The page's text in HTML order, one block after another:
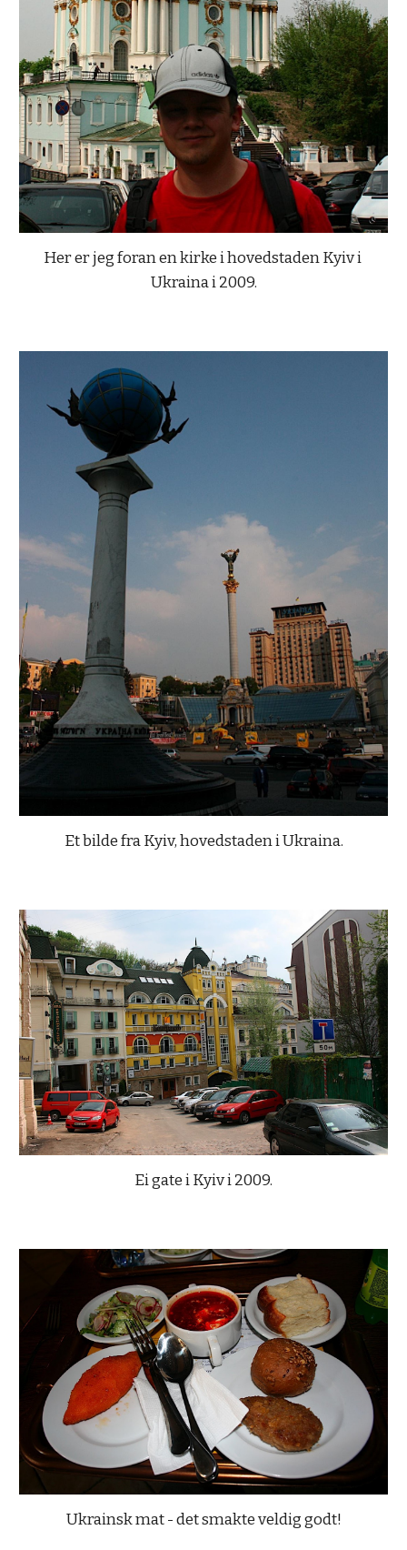
Her er jeg foran en kirke i hovedstaden Kyiv i
Ukraina i 2009.
Et bilde fra Kyiv, hovedstaden i Ukraina.
Ei gate i Kyiv i 2009.
Ukrainsk mat - det smakte veldig godt!